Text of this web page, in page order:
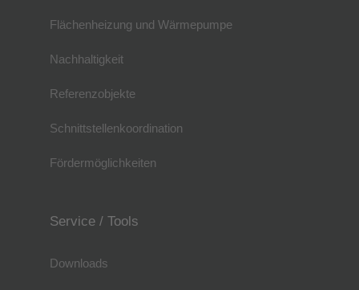
Flächenheizung und Wärmepumpe
Nachhaltigkeit
Referenzobjekte
Schnittstellenkoordination
Fördermöglichkeiten
Service / Tools
Downloads